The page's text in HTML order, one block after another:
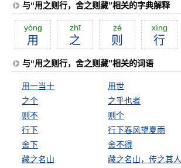
与“用之则行，舍之则藏”相关的字典解释
yòng
用
zhī
之
zé
则
xíng
行
与“用之则行，舍之则藏”相关的词语
用一当十 用世
之个
之乎也者
则不
则个
行下
行下春风望夏雨
舍下
舍不得
藏之名山
藏之名山，传之其人